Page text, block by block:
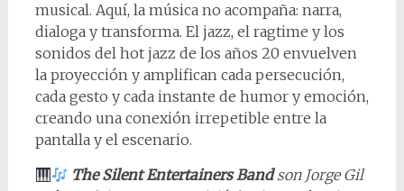
musical. Aquí, la música no acompaña: narra,
dialoga y transforma. El jazz, el ragtime y los
sonidos del hot jazz de los años 20 envuelven
la proyección y amplifican cada persecución,
cada gesto y cada instante de humor y emoción,
creando una conexión irrepetible entre la
pantalla y el escenario.
The Silent Entertainers Bandson Jorge Gil